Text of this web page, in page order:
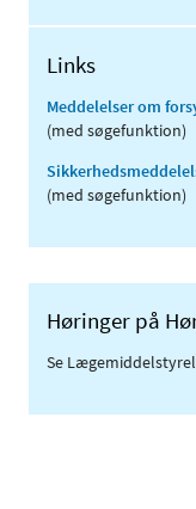
Links
Meddelelser om
(med søgefunktion)
(med søgefunktion)
Høringer på
Se